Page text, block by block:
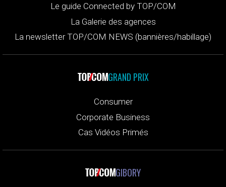
Le guide Connected by TOP/COM
La Galerie des agences
La newsletter TOP/COM NEWS (bannières/habillage)
GRAND PRIX
Consumer
Corporate Business
Cas Vidéos Primés
GIBORY